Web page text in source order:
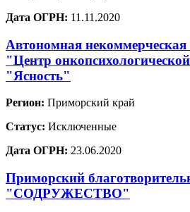
Дата ОГРН: 11.11.2020
Автономная некоммерческая
"Центр
"Ясность"
Регион: Приморский край
Статус: Исключенные
Дата ОГРН: 23.06.2020
Приморский
"СОДРУЖЕСТВО"